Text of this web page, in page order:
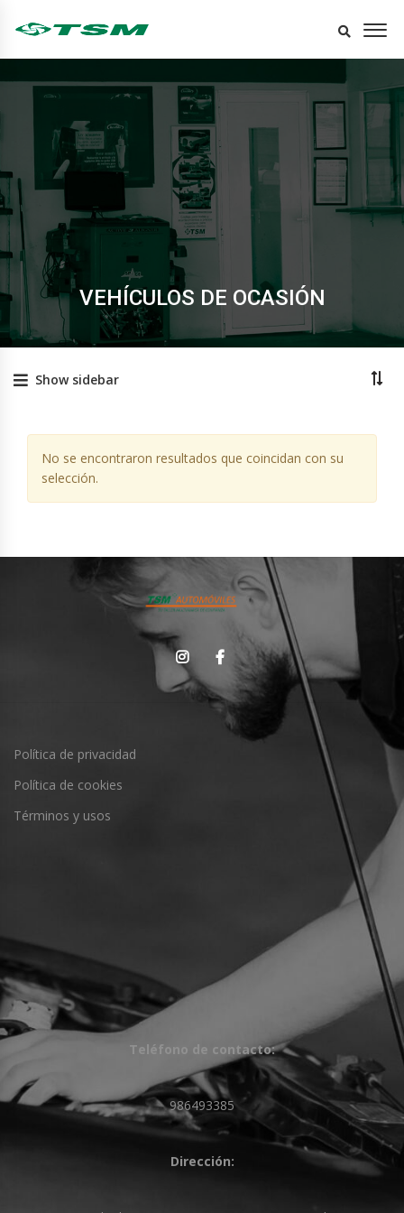
VEHÍCULOS DE OCASIÓN
Show sidebar
No se encontraron resultados que coincidan con su
selección.
Política de privacidad
Política de cookies
Términos y usos
Teléfono de contacto:
986493385
Dirección: